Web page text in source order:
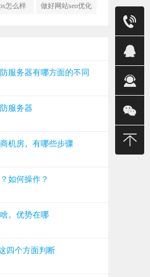
怎么样 做好网站seo优化
服务器有哪方面的不同
服务器
机房，有哪些步骤
如何操作？
，优势在哪
四个方面判断
售前
销售（明
销售(金)
销售(平)